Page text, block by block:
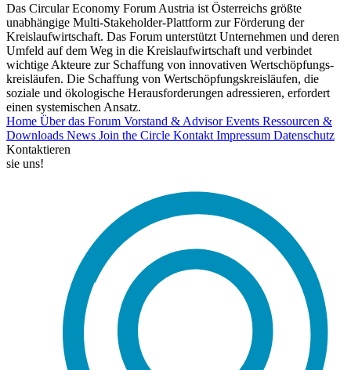
Das Circular Economy Forum Austria ist Österreichs größte
unabhängige Multi-Stakeholder-Plattform zur Förderung der
Kreislaufwirtschaft. Das Forum unterstützt Unternehmen und deren
Umfeld auf dem Weg in die Kreislaufwirtschaft und verbindet
wichtige Akteure zur Schaffung von innovativen Wertschöpfungs-
kreisläufen. Die Schaffung von Wertschöpfungskreisläufen, die
soziale und ökologische Herausforderungen adressieren, erfordert
einen systemischen Ansatz.
Home Über das Forum Vorstand & AdvisorEvents Ressourcen &
Downloads News Join the Circle Kontakt Impressum Datenschutz
Kontaktieren
sie uns!